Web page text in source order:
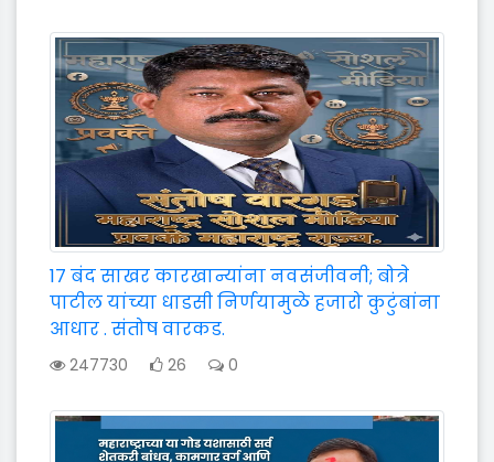
17 बंद साखर कारखान्यांना नवसंजीवनी; बोत्रे
पाटील यांच्या धाडसी निर्णयामुळे हजारो कुटुंबांना
आधार . संतोष वारकड.
247730 26 0